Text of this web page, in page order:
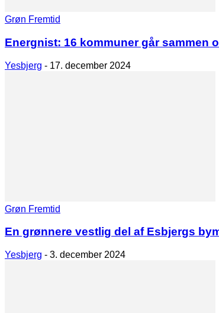
Grøn Fremtid
Energnist: 16 kommuner går sammen
Yesbjerg - 17. december 2024
Grøn Fremtid
En grønnere vestlig del af Esbjergs
Yesbjerg - 3. december 2024